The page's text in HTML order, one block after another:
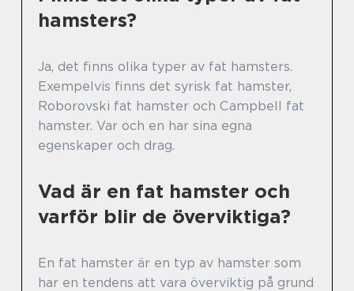
hamsters?
Ja, det finns olika typer av fat hamsters.
Exempelvis finns det syrisk fat hamster,
Roborovski fat hamster och Campbell fat
hamster. Var och en har sina egna
egenskaper och drag.
Vad är en fat hamster och
varför blir de överviktiga?
En fat hamster är en typ av hamster som
har en tendens att vara överviktig på grund